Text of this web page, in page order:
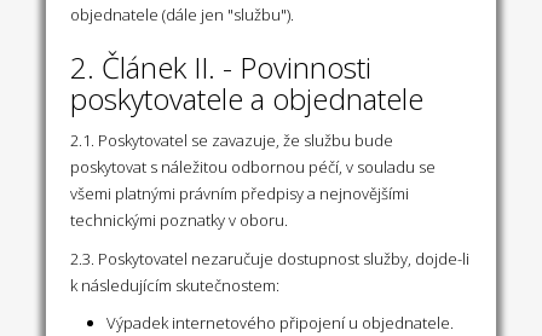
objednatele (dále jen "službu").
2. Článek II. - Povinnosti
poskytovatele a objednatele
2.1. Poskytovatel se zavazuje, že službu bude
poskytovat s náležitou odbornou péčí, v souladu se
všemi platnými právním předpisy a nejnovějšími
technickými poznatky v oboru.
2.3. Poskytovatel nezaručuje dostupnost služby, dojde-li
k následujícím skutečnostem:
Výpadek internetového připojení u objednatele.